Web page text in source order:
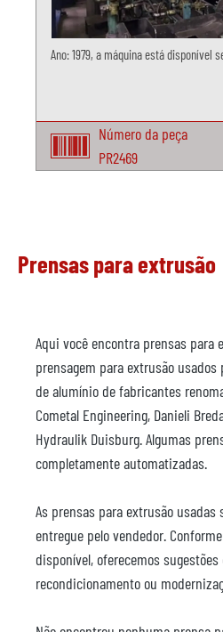
Ano: 1979, a máquina está disponível
Número da peça
PR2469
Prensas para extrusão
Aqui você encontra prensas para
prensagem para extrusão
de alumínio de fabricantes
Cometal Engineering, Danieli
Hydraulik Duisburg. Algumas
completamente automatizadas.
As prensas para extrusão
entregue pelo vendedor.
disponível, oferecemos sugestões
recondicionamento ou